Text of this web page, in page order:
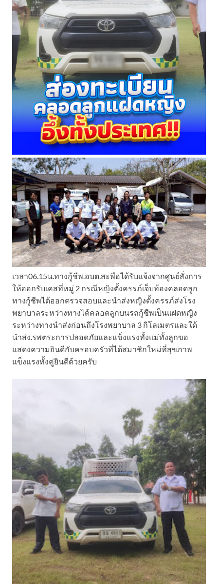
เวลา06.15น.ทางกู้ชีพ.อบต.สะพือได้รับแจ้งจากศูนย์สั่งการ
ให้ออกรับเคสที่หมู่ 2 กรณีหญิงตั้งครรภ์เจ็บท้องคลอดลูก
ทางกู้ชีพได้ออกตรวจสอบและนำส่งหญิงตั้งครรภ์ส่งโรง
พยาบาลระหว่างทางได้คลอดลูกบนรถกู้ชีพเป็นแฝดหญิง
ระหว่างทางนำส่งก่อนถึงโรงพยาบาล 3 กิโลเมตรและใด้
นำส่ง.รพตระการปลอดภัยและแข็งแรงทั้งแม่ทั้งลูกขอ
แสดงความยินดีกับครอบครัวที่ได้สมาชิกใหม่ที่สุขภาพ
แข็งแรงทั้งคู่ยินดีด้วยครับ